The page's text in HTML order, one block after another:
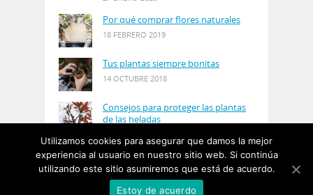
Por qué comprar flores naturales
18 FEBRERO 2019
Tus plantas siempre bonitas
14 OCTUBRE 2018
Consejos para proteger las plantas
de las heladas
© Copyright 2019PlantasyJardines· Designed by
Utilizamos cookies para asegurar que damos la mejor
experiencia al usuario en nuestro sitio web. Si continúa
utilizando este sitio asumiremos que está de acuerdo.
Estoy de acuerdo